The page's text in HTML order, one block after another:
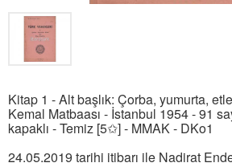
Kitap 1 - Alt başlık: Çorba, yumurta,
Kemal Matbaası - İstanbul 1954 - 91
kapaklı - Temiz [5✩] - MMAK - DKo1
24.05.2019 tarihi itibarı ile Nadirat